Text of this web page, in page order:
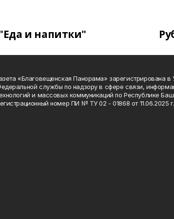
и напитки"
«Благовещенская Панорама» зарегистрирована в
службы по надзору в сфере связи,
и массовых коммуникаций по Республике
номер ПИ № ТУ 02 - 01868 от 11.06.2025 г.